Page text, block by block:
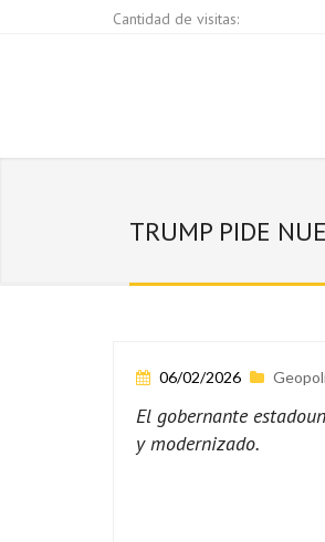
Cantidad de visitas:
TRUMP PIDE
06/02/2026
El gobernante
y modernizado.